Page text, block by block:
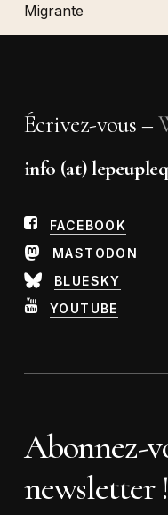
Migrante
Écrivez-vous –
info (at)
FACEBOOK
MASTODON
BLUESKY
YOUTUBE
Abonnez-
newsletter !